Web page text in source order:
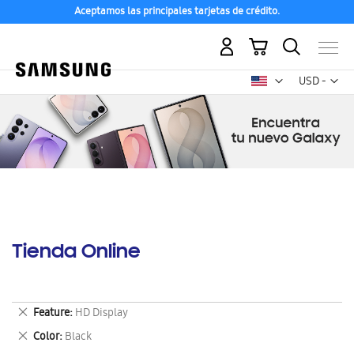
Aceptamos las principales tarjetas de crédito.
USD -
dólar
Mi carrito
Tienda Online
Feature HD Display
Eliminar
este
artículo
Color Black
Eliminar